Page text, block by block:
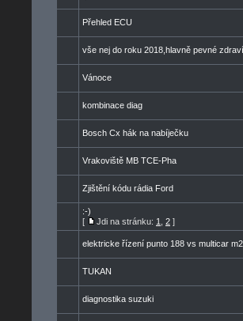
Přehled ECU
vše nej do roku 2018,hlavně pevné zdraví
Vánoce
kombinace diag
Bosch Cx hák na nabíječku
Vrakoviště MB TCE-Pha
Zjištění kódu rádia Ford
:-)
[
Jdi na stránku: 1 2 ]
elektricke řízení punto 188 vs multicar
TUKAN
diagnostika suzuki